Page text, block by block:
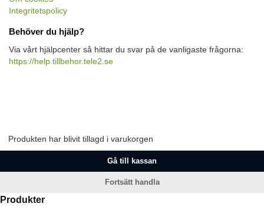
Integritetspolicy
Behöver du hjälp?
Via vårt hjälpcenter så hittar du svar på de vanligaste frågorna:
https://help.tillbehor.tele2.se
Produkten har blivit tillagd i varukorgen
Gå till kassan
Fortsätt handla
Produkter